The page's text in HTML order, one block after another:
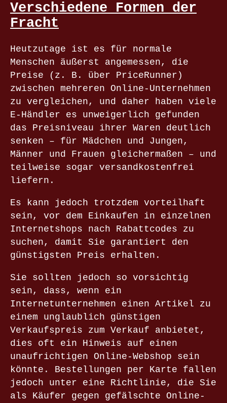
Verschiedene Formen der
Fracht
Heutzutage ist es für normale
Menschen äußerst angemessen, die
Preise (z. B. über PriceRunner)
zwischen mehreren Online-Unternehmen
zu vergleichen, und daher haben viele
E-Händler es unweigerlich gefunden
das Preisniveau ihrer Waren deutlich
senken – für Mädchen und Jungen,
Männer und Frauen gleichermaßen – und
teilweise sogar versandkostenfrei
liefern.
Es kann jedoch trotzdem vorteilhaft
sein, vor dem Einkaufen in einzelnen
Internetshops nach Rabattcodes zu
suchen, damit Sie garantiert den
günstigsten Preis erhalten.
Sie sollten jedoch so vorsichtig
sein, dass, wenn ein
Internetunternehmen einen Artikel zu
einem unglaublich günstigen
Verkaufspreis zum Verkauf anbietet,
dies oft ein Hinweis auf einen
unaufrichtigen Online-Webshop sein
könnte. Bestellungen per Karte fallen
jedoch unter eine Richtlinie, die Sie
als Käufer gegen gefälschte Online-